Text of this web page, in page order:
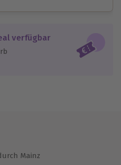
Erlebnisse einlösbar.
verfügbar
Mainz